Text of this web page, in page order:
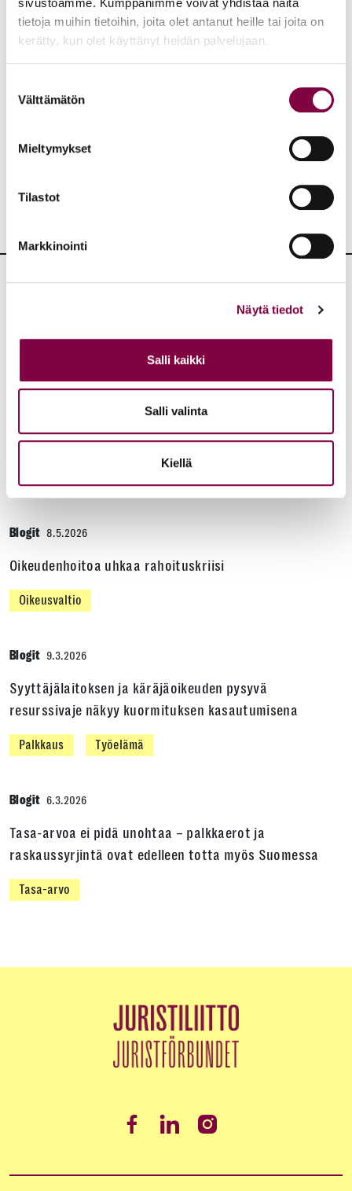
sivustoamme. Kumppanimme voivat yhdistää näitä
tietoja muihin tietoihin, joita olet antanut heille tai joita on
kerätty, kun olet käyttänyt heidän palvelujaan.
valinta
Välttämätön
Mieltymykset
Tilastot
Markkinointi
Näytä tiedot
Salli kaikki
Salli valinta
Kiellä
Kirjoittaja on Lakimiesliiton viestintäasiantuntija.
Aiheet:
KAIKKI BLOGIT
Blogit 22.6.2026
oikeusvaltion ydintä
Blogit 8.5.2026
Oikeudenhoitoa uhkaa rahoituskriisi
Oikeusvaltio
Blogit 9.3.2026
Syyttäjälaitoksen ja käräjäoikeuden pysyvä
resurssivaje näkyy kuormituksen kasautumisena
Palkkaus Työelämä
Blogit 6.3.2026
Tasa-arvoa ei pidä unohtaa – palkkaerot ja
raskaussyrjintä ovat edelleen totta myös Suomessa
Tasa-arvo